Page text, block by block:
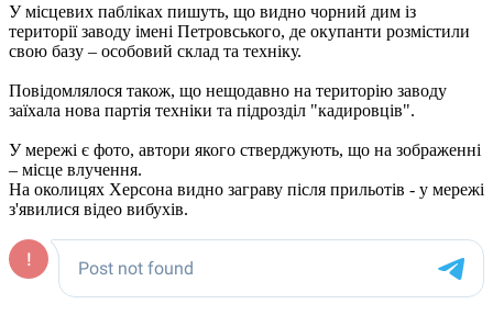
У місцевих пабліках пишуть, що видно чорний дим із
території заводу імені Петровського, де окупанти розмістили
свою базу – особовий склад та техніку.
Повідомлялося також, що нещодавно на територію заводу
заїхала нова партія техніки та підрозділ "кадировців".
У мережі є фото, автори якого стверджують, що на зображенні
– місце влучення.
На околицях Херсона видно заграву після прильотів - у мережі
з'явилися відео вибухів.